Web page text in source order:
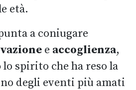
età.
a coniugare
e accoglienza,
spirito che ha reso la
degli eventi più amati